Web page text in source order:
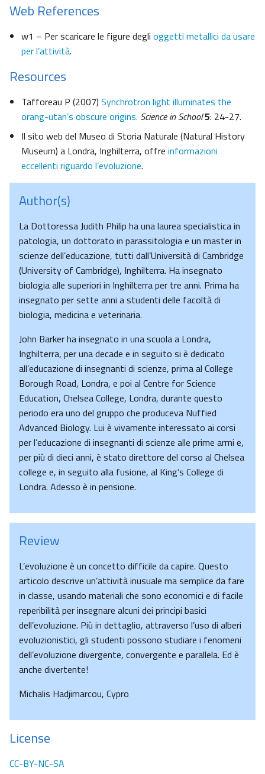
Web References
w1 – Per scaricare le figure degli oggetti metallici da usare
per l’attività.
Resources
Tafforeau P (2007) Synchrotron light illuminates the
orang-utan’s obscure origins. Science in School5: 24-27.
Il sito web del Museo di Storia Naturale (Natural History
Museum) a Londra, Inghilterra, offre informazioni
eccellenti riguardo l’evoluzione.
Author(s)
La Dottoressa Judith Philip ha una laurea specialistica in
patologia, un dottorato in parassitologia e un master in
scienze dell’educazione, tutti dall’Università di Cambridge
(University of Cambridge), Inghilterra. Ha insegnato
biologia alle superiori in Inghilterra per tre anni. Prima ha
insegnato per sette anni a studenti delle facoltà di
biologia, medicina e veterinaria.
John Barker ha insegnato in una scuola a Londra,
Inghilterra, per una decade e in seguito si è dedicato
all’educazione di insegnanti di scienze, prima al College
Borough Road, Londra, e poi al Centre for Science
Education, Chelsea College, Londra, durante questo
periodo era uno del gruppo che produceva Nuffied
Advanced Biology. Lui è vivamente interessato ai corsi
per l’educazione di insegnanti di scienze alle prime armi e,
per più di dieci anni, è stato direttore del corso al Chelsea
college e, in seguito alla fusione, al King’s College di
Londra. Adesso è in pensione.
Review
L’evoluzione è un concetto difficile da capire. Questo
articolo descrive un’attività inusuale ma semplice da fare
in classe, usando materiali che sono economici e di facile
reperibilità per insegnare alcuni dei principi basici
dell’evoluzione. Più in dettaglio, attraverso l’uso di alberi
evoluzionistici, gli studenti possono studiare i fenomeni
dell’evoluzione divergente, convergente e parallela. Ed è
anche divertente!
Michalis Hadjimarcou, Cypro
License
CC-BY-NC-SA